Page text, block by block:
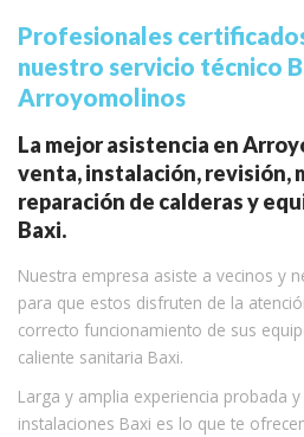
Profesionales
nuestro servicio técnico
Arroyomolinos
La mejor asistencia en
venta, instalación, revisión,
reparación de calderas y
Baxi.
Nuestra empresa asiste a vecinos y
para que estos disfruten de la
correcto funcionamiento de sus
caliente sanitaria Baxi.
Larga y amplia experiencia probada
instalaciones Baxi es lo que te